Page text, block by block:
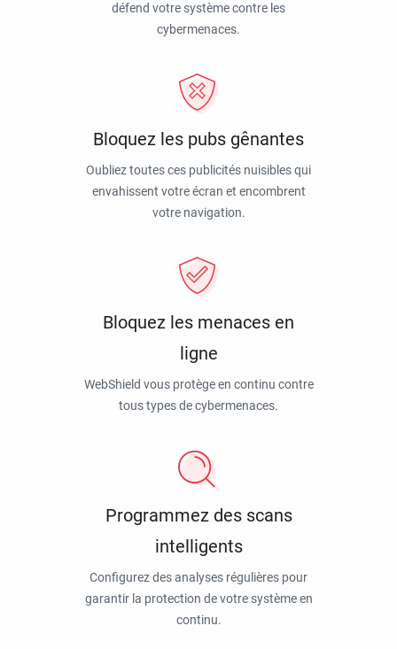
défend votre système contre les
cybermenaces.
Bloquez les pubs gênantes
Oubliez toutes ces publicités nuisibles qui
envahissent votre écran et encombrent
votre navigation.
Bloquez les menaces en
ligne
WebShield vous protège en continu contre
tous types de cybermenaces.
Programmez des scans
intelligents
Configurez des analyses régulières pour
garantir la protection de votre système en
continu.